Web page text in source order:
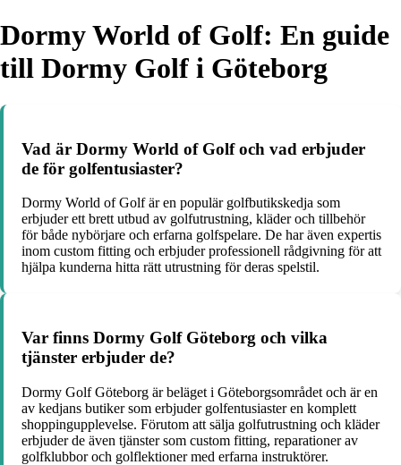
Dormy World of Golf: En guide
till Dormy Golf i Göteborg
Vad är Dormy World of Golf och vad erbjuder
de för golfentusiaster?
Dormy World of Golf är en populär golfbutikskedja som
erbjuder ett brett utbud av golfutrustning, kläder och tillbehör
för både nybörjare och erfarna golfspelare. De har även expertis
inom custom fitting och erbjuder professionell rådgivning för att
hjälpa kunderna hitta rätt utrustning för deras spelstil.
Var finns Dormy Golf Göteborg och vilka
tjänster erbjuder de?
Dormy Golf Göteborg är beläget i Göteborgsområdet och är en
av kedjans butiker som erbjuder golfentusiaster en komplett
shoppingupplevelse. Förutom att sälja golfutrustning och kläder
erbjuder de även tjänster som custom fitting, reparationer av
golfklubbor och golflektioner med erfarna instruktörer.